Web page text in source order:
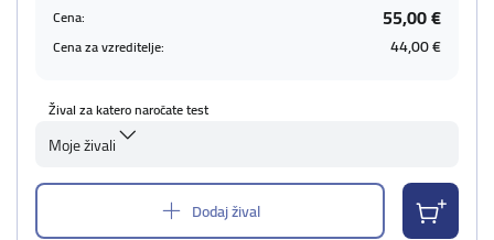
Cena: 55,00 €
Cena za vzreditelje: 44,00 €
Žival za katero naročate test
Moje živali
Dodaj žival